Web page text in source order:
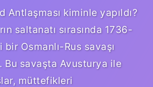
Antlaşması kiminle yapıldı?
saltanatı sırasında 1736-
bir Osmanlı-Rus savaşı
Bu savaşta Avusturya ile
müttefikleri